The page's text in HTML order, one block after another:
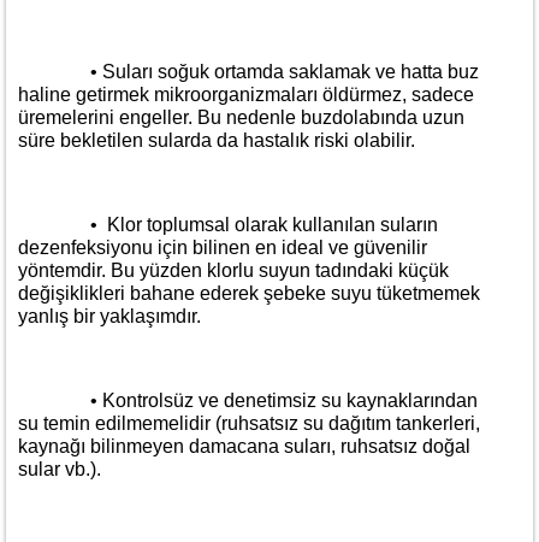
• Suları soğuk ortamda saklamak ve hatta buz
haline getirmek mikroorganizmaları öldürmez, sadece
üremelerini engeller. Bu nedenle buzdolabında uzun
süre bekletilen sularda da hastalık riski olabilir.
• Klor toplumsal olarak kullanılan suların
dezenfeksiyonu için bilinen en ideal ve güvenilir
yöntemdir. Bu yüzden klorlu suyun tadındaki küçük
değişiklikleri bahane ederek şebeke suyu tüketmemek
yanlış bir yaklaşımdır.
• Kontrolsüz ve denetimsiz su kaynaklarından
su temin edilmemelidir (ruhsatsız su dağıtım tankerleri,
kaynağı bilinmeyen damacana suları, ruhsatsız doğal
sular vb.).